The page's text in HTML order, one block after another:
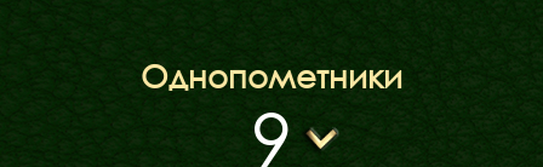
Однопометники
9